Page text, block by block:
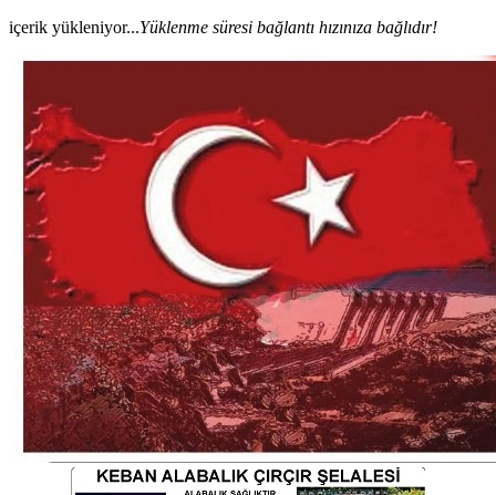
içerik yükleniyor...Yüklenme süresi bağlantı hızınıza bağlıdır!